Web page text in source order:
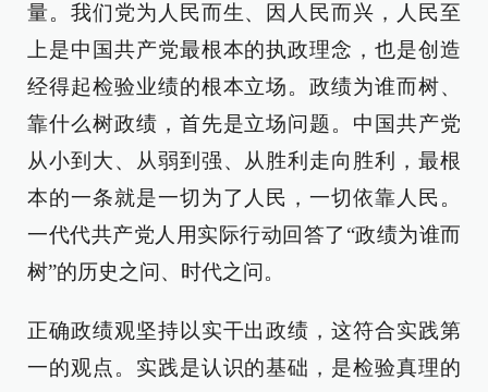
量。我们党为人民而生、因人民而兴，人民至
上是中国共产党最根本的执政理念，也是创造
经得起检验业绩的根本立场。政绩为谁而树、
靠什么树政绩，首先是立场问题。中国共产党
从小到大、从弱到强、从胜利走向胜利，最根
本的一条就是一切为了人民，一切依靠人民。
一代代共产党人用实际行动回答了“政绩为谁而
树”的历史之问、时代之问。
正确政绩观坚持以实干出政绩，这符合实践第
一的观点。实践是认识的基础，是检验真理的